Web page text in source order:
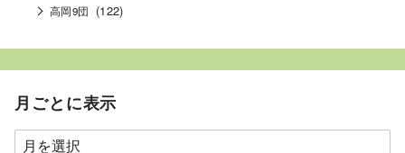
高岡9団 (122)
月ごとに表示
月